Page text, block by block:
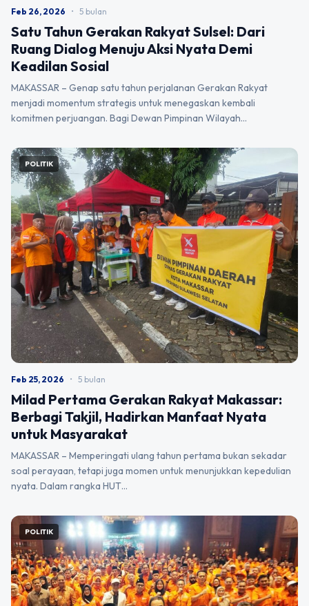
Feb 26, 2026 • 5 bulan
Satu Tahun Gerakan Rakyat Sulsel: Dari
Ruang Dialog Menuju Aksi Nyata Demi
Keadilan Sosial
MAKASSAR – Genap satu tahun perjalanan Gerakan Rakyat
menjadi momentum strategis untuk menegaskan kembali
komitmen perjuangan. Bagi Dewan Pimpinan Wilayah…
POLITIK
Feb 25, 2026 • 5 bulan
Milad Pertama Gerakan Rakyat Makassar:
Berbagi Takjil, Hadirkan Manfaat Nyata
untuk Masyarakat
MAKASSAR – Memperingati ulang tahun pertama bukan sekadar
soal perayaan, tetapi juga momen untuk menunjukkan kepedulian
nyata. Dalam rangka HUT…
POLITIK